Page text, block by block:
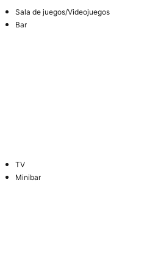
Sala de juegos/Videojuegos
Bar
TV
Minibar